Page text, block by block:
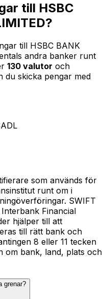
till HSBC
till HSBC BANK
andra banker runt
130 valutor och
du skicka pengar med
som används för
runt om i
SWIFT
Financial
hjälper till att
till rätt bank och
8 eller 11 tecken
om bank, land, plats och
grenar?